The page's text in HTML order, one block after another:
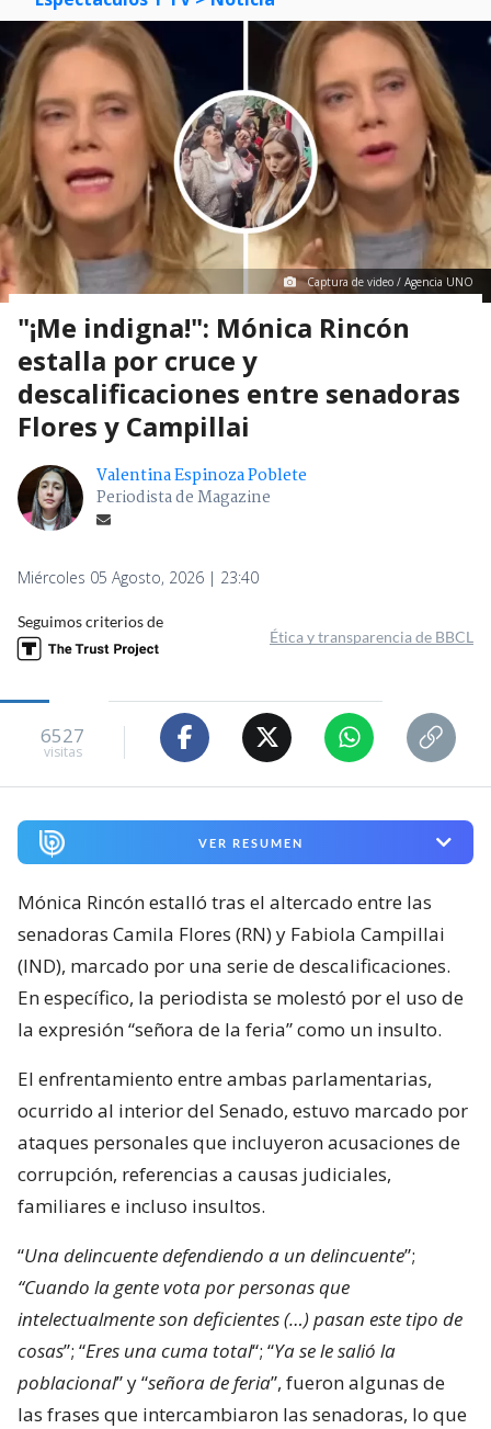
Captura de video / Agencia UNO
"¡Me indigna!": Mónica Rincón
estalla por cruce y
descalificaciones entre senadoras
Flores y Campillai
Valentina Espinoza Poblete
Periodista de Magazine
Miércoles 05 Agosto, 2026 | 23:40
Seguimos criterios de
Ética y transparencia de BBCL
6527
visitas
VER RESUMEN
Mónica Rincón estalló tras el altercado entre las
senadoras Camila Flores (RN) y Fabiola Campillai
(IND), marcado por una serie de descalificaciones.
En específico, la periodista se molestó por el uso de
la expresión “señora de la feria” como un insulto.
El enfrentamiento entre ambas parlamentarias,
ocurrido al interior del Senado, estuvo marcado por
ataques personales que incluyeron acusaciones de
corrupción, referencias a causas judiciales,
familiares e incluso insultos.
“Una delincuente defendiendo a un delincuente”;
“Cuando la gente vota por personas que
intelectualmente son deficientes (…) pasan este tipo de
cosas”; “Eres una cuma total“; “Ya se le salió la
poblacional” y “señora de feria”, fueron algunas de
las frases que intercambiaron las senadoras, lo que